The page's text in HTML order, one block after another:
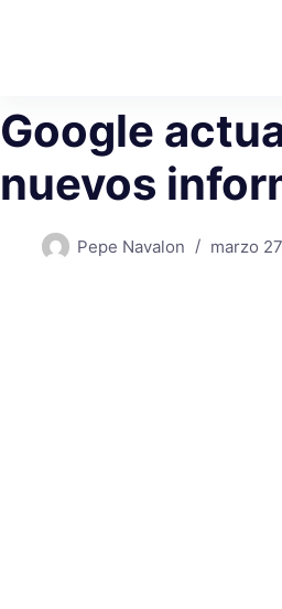
Google
nuevos
Pepe Navalon marzo